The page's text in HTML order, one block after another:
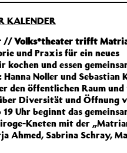
KALENDER
// Volks*theater trifft
und Praxis für ein neues
kochen und essen
Hanna Noller und Sebastian
den öffentlichen Raum und
Diversität und Öffnung
Uhr beginnt das
Kneten mit der
Ahmed, Sabrina Schray,